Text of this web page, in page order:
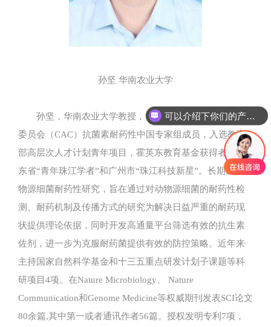
孙坚 华南农业大学
孙坚，华南农业大学教授，博士生导师,国际食品法典
委员会（CAC）抗菌素耐药性中国专家组成员，入选教育
部高层次人才计划青年项目，霍英东教育基金获得者，广
东省“青年珠江学者”和广州市“珠江科技新星”。长期从事动
物源细菌耐药性研究，旨在通过对动物源细菌的耐药性检
测、耐药机制及传播方式的研究为解决日益严重的耐药现
状提供理论依据，同时开发高通量平台筛选有效的抗生素
佐剂，进一步为克服耐药菌提供有效的防控策略。近年来
主持国家自然科学基金和十三五重点研发计划子课题等科
研项目4项。在Nature Microbiology、 Nature
Communication和Genome Medicine等权威期刊发表SCI论文
80余篇,其中第一或者通讯作者56篇。授权发明专利7项，
可以介绍下你们的产品么